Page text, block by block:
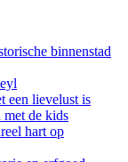
binnenstad
een lievelust is
met de kids
hart op